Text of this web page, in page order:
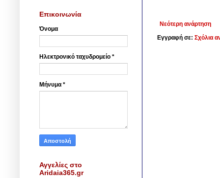
Νεότερη ανάρτηση
Εγγραφή σε: Σχόλια
Επικοινωνία
Όνομα
Ηλεκτρονικό ταχυδρομείο *
Μήνυμα *
Αγγελίες στο
Aridaia365.gr